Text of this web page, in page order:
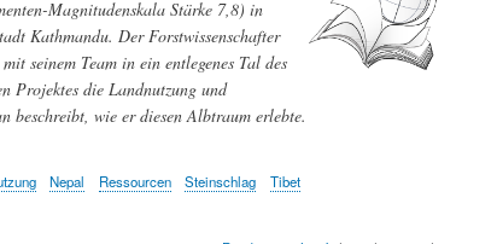
Magnitudenskala Stärke 7,8 ) in
Kathmandu. Der Forstwissenschafter
seinem Team in ein entlegenes Tal des
Projektes die Landnutzung und
beschreibt, wie er diesen Albtraum erlebte.
Nepal Ressourcen Steinschlag
Tibet